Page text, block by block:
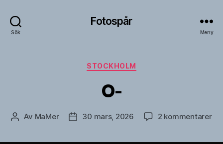
Sök
Fotospår
Meny
Kategorier
STOCKHOLM
O-
Inläggsförfattare
Av MaMer Inläggsdatum
30 mars, 2026 2 kommentarertill